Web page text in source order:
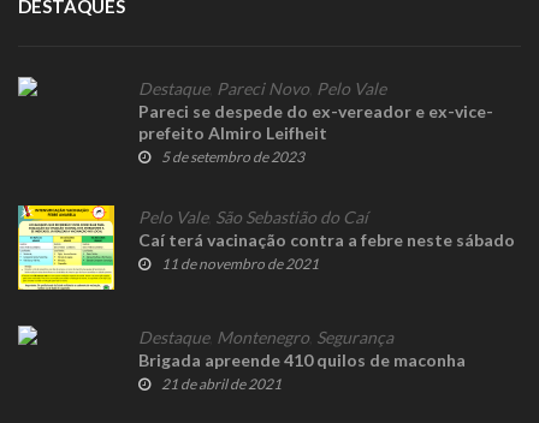
DESTAQUES
Destaque, Pareci Novo Pelo Vale
Pareci se despede do ex-vereador e ex-vice-
prefeito Almiro Leifheit
5 de setembro de 2023
Pelo Vale, São Sebastião do Caí
Caí terá vacinação contra a febre neste sábado
11 de novembro de 2021
Destaque, Montenegro Segurança
Brigada apreende 410 quilos de maconha
21 de abril de 2021